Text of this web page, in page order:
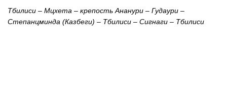
Тбилиси – Мцхета – крепость Ананури – Гудаури –
Степанцминда (Казбеги) – Тбилиси – Сигнаги – Тбилиси